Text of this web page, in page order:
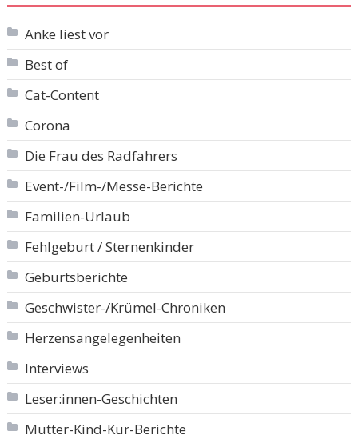
Anke liest vor
Best of
Cat-Content
Corona
Die Frau des Radfahrers
Event-/Film-/Messe-Berichte
Familien-Urlaub
Fehlgeburt / Sternenkinder
Geburtsberichte
Geschwister-/Krümel-Chroniken
Herzensangelegenheiten
Interviews
Leser:innen-Geschichten
Mutter-Kind-Kur-Berichte